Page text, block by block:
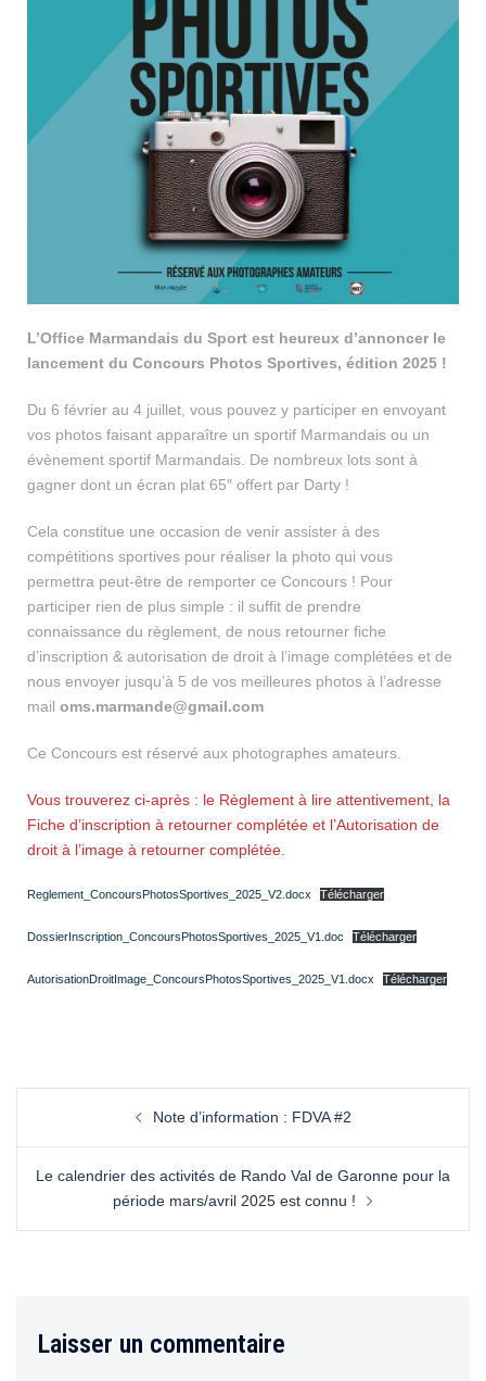
L’Office Marmandais du Sport est heureux d’annoncer le
lancement du Concours Photos Sportives, édition 2025 !
Du 6 février au 4 juillet, vous pouvez y participer en envoyant
vos photos faisant apparaître un sportif Marmandais ou un
évènement sportif Marmandais. De nombreux lots sont à
gagner dont un écran plat 65″ offert par Darty !
Cela constitue une occasion de venir assister à des
compétitions sportives pour réaliser la photo qui vous
permettra peut-être de remporter ce Concours ! Pour
participer rien de plus simple : il suffit de prendre
connaissance du règlement, de nous retourner fiche
d’inscription & autorisation de droit à l’image complétées et de
nous envoyer jusqu’à 5 de vos meilleures photos à l’adresse
mail oms.marmande@gmail.com
Ce Concours est réservé aux photographes amateurs.
Vous trouverez ci-après : le Règlement à lire attentivement, la
Fiche d’inscription à retourner complétée et l’Autorisation de
droit à l’image à retourner complétée.
Reglement_ConcoursPhotosSportives_2025_V2.docx Télécharger
DossierInscription_ConcoursPhotosSportives_2025_V1.doc Télécharger
AutorisationDroitImage_ConcoursPhotosSportives_2025_V1.docx Télécharger
Note d’information : FDVA #2
Le calendrier des activités de Rando Val de Garonne pour la
période mars/avril 2025 est connu !
Laisser un commentaire